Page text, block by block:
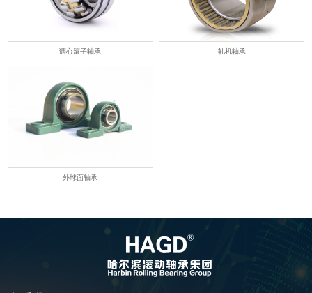
调心滚子轴承 轧机轴承
外球面轴承